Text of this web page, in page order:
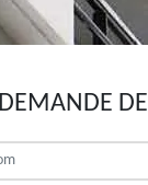
DEMANDE